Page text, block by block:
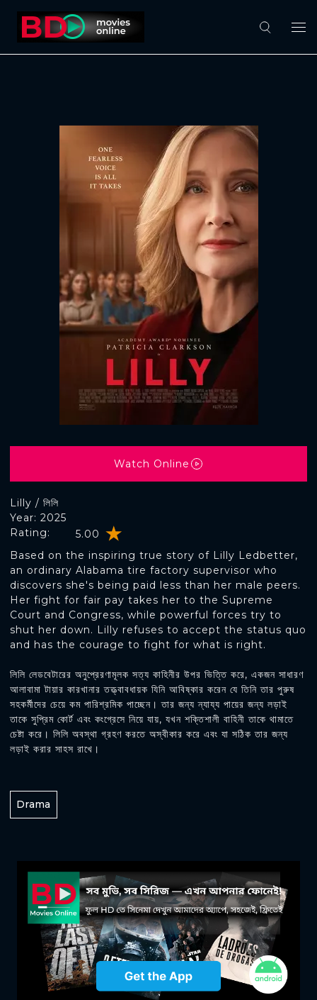
Lilly / লিলি
Rating: 5.00
Year: 2025
Based on the inspiring true story of Lilly Ledbetter,
an ordinary Alabama tire factory supervisor who
discovers she's being paid less than her male peers.
Her fight for fair pay takes her to the Supreme
Court and Congress, while powerful forces try to
shut her down. Lilly refuses to accept the status quo
and has the courage to fight for what is right.
লিলি লেডবেটারের অনুপ্রেরণামূলক সত্য কাহিনীর উপর ভিত্তি করে, একজন সাধারণ
আলাবামা টায়ার কারখানার তত্ত্বাবধায়ক যিনি আবিষ্কার করেন যে তিনি তার পুরুষ
সহকর্মীদের চেয়ে কম পারিশ্রমিক পাচ্ছেন। তার জন্য ন্যায্য পায়ের জন্য লড়াই
তাকে সুপ্রিম কোর্ট এবং কংগ্রেসে নিয়ে যায়, যখন শক্তিশালী বাহিনী তাকে থামাতে
চেষ্টা করে। লিলি অবস্থা গ্রহণ করতে অস্বীকার করে এবং যা সঠিক তার জন্য
লড়াই করার সাহস রাখে।
Watch Online
Drama